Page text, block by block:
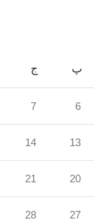
پ ج
6
7
13
14
20
21
27
28